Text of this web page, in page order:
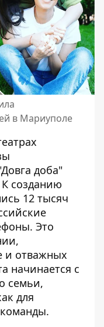
в Мариуполе
доба"
К созданию
12 тысяч
Это
и отважных
начинается с
семьи,
для